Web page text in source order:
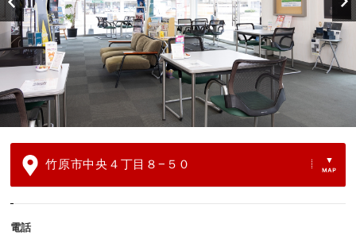
竹原市中央４丁目８−５０
電話